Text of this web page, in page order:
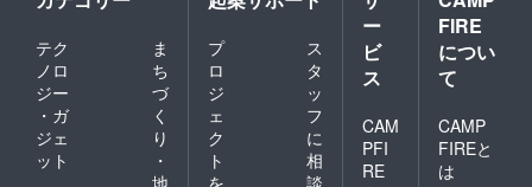
テク
ノロ
ジー
・ガ
ジェ
ット
ま
ち
づ
く
り
・
地
プ
ロ
ジ
ェ
ク
ト
を
ス
タ
ッ
フ
に
相
談
ー
ビ
ス
CAM
PFI
RE
FIRE
につい
て
CAMP
FIREと
は